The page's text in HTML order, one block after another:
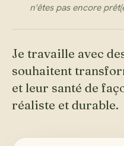
n'êtes pas encore
Je travaille avec
souhaitent
et leur santé de
réaliste et durable.